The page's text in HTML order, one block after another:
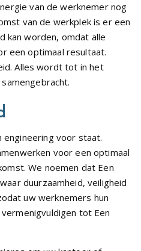
van de werknemer nog
van de werkplek is er een
kan worden, omdat alle
een optimaal resultaat.
Alles wordt tot in het
engineering voor staat.
voor een optimaal
We noemen dat Een
duurzaamheid, veiligheid
uw werknemers hun
tot Een